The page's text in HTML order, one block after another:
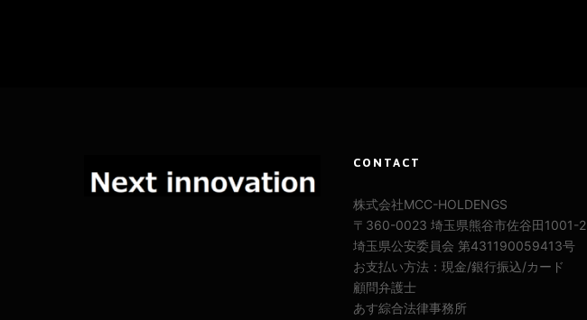
CONTACT
株式会社MCC-HOLDENGS
〒360-0023 埼玉県熊谷市佐谷田1001-2
埼玉県公安委員会 第431190059413号
お支払い方法：現金/銀行振込/カード
顧問弁護士
あす綜合法律事務所